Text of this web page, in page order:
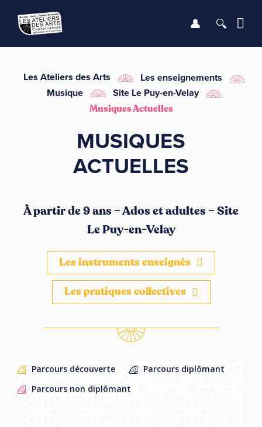
LE CONSERVATOIRE
LES ENSEIGNEMENTS
INFOS PRATIQUES
Se
Les Ateliers des Arts
Les enseignements
Musique
Site Le Puy-en-Velay
Musiques Actuelles
MUSIQUES
ACTUELLES
À partir de 9 ans – Ados et adultes – Site
Le Puy-en-Velay
Les instruments enseignés
Les pratiques collectives
Parcours découverte
Parcours diplômant
Parcours non diplômant